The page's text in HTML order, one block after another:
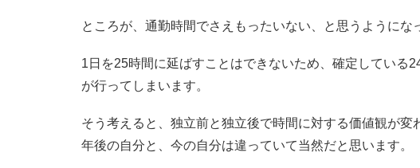
ところが、通勤時間でさえもったいない、と思うようにな
1日を25時間に延ばすことはできないため、確定している
が行ってしまいます。
そう考えると、独立前と独立後で時間に対する価値観が
年後の自分と、今の自分は違っていて当然だと思います。